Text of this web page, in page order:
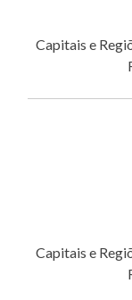
Capitais e
Capitais e